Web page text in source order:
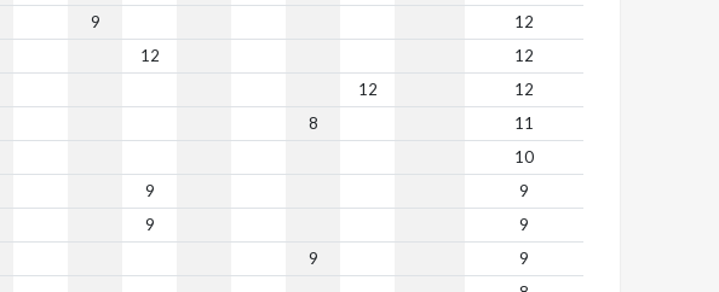
9
12
12
12
12
12
8
11
10
9
9
9
9
9
9